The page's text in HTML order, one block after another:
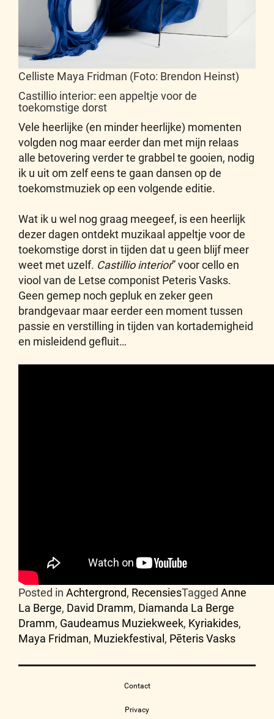
Celliste Maya Fridman (Foto: Brendon Heinst)
Castillio interior: een appeltje voor de
toekomstige dorst
Vele heerlijke (en minder heerlijke) momenten
volgden nog maar eerder dan met mijn relaas
alle betovering verder te grabbel te gooien, nodig
ik u uit om zelf eens te gaan dansen op de
toekomstmuziek op een volgende editie.
Wat ik u wel nog graag meegeef, is een heerlijk
dezer dagen ontdekt muzikaal appeltje voor de
toekomstige dorst in tijden dat u geen blijf meer
weet met uzelf. Castillio interior” voor cello en
viool van de Letse componist Peteris Vasks.
Geen gemep noch gepluk en zeker geen
brandgevaar maar eerder een moment tussen
passie en verstilling in tijden van kortademigheid
en misleidend gefluit…
Posted in Achtergrond, RecensiesTagged Anne
La Berge, David Dramm, Diamanda La Berge
Dramm, Gaudeamus Muziekweek, Kyriakides,
Maya Fridman, Muziekfestival, Pēteris Vasks
Contact
Privacy